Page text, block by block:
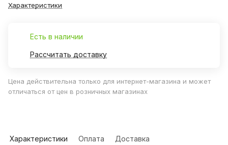
Характеристики
Есть в наличии
Рассчитать доставку
Цена действительна только для интернет-магазина и может
отличаться от цен в розничных магазинах
Характеристики Оплата Доставка